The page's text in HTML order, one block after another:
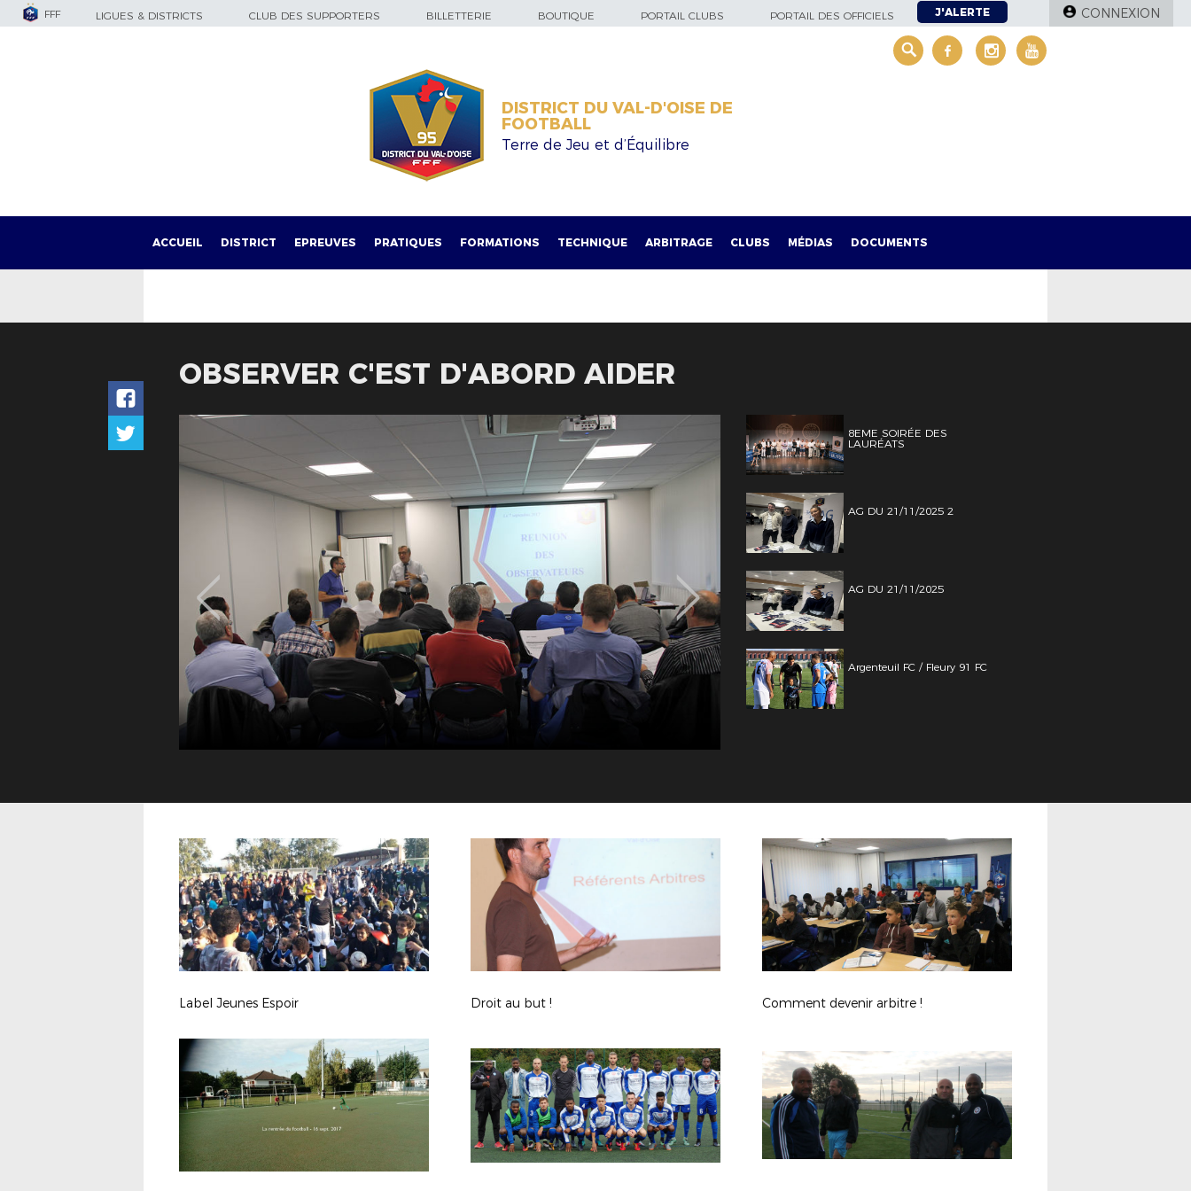
FFF LIGUES & DISTRICTS CLUB DES SUPPORTERS BILLETTERIE BOUTIQUE PORTAIL CLUBS PORTAIL DES OFFICIELS J'ALERTE CONNEXION
DISTRICT DU VAL-D'OISE DE
FOOTBALL
Terre de Jeu et d’Équilibre
ACCUEIL DISTRICT EPREUVES PRATIQUES FORMATIONS TECHNIQUE ARBITRAGE CLUBS MÉDIAS DOCUMENTS
OBSERVER C'EST D'ABORD AIDER
8EME SOIRÉE DES
LAURÉATS
AG DU 21/11/2025 2
AG DU 21/11/2025
Argenteuil FC / Fleury 91 FC
Label Jeunes Espoir Droit au but ! Comment devenir arbitre !